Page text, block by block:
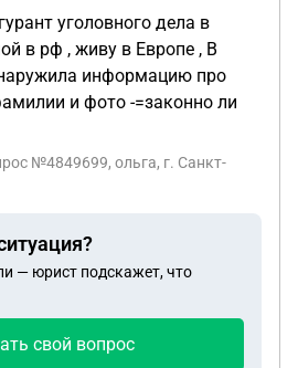
уголовного дела в
в рф , живу в Европе , В
информацию про
и фото -=законно ли
№4849699, ольга, г. Санкт-
— юрист подскажет, что
свой вопрос